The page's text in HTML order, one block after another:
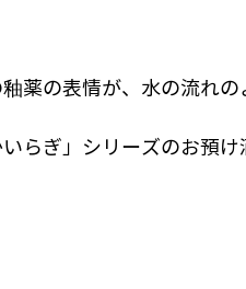
薬の表情が、水の流れ
らぎ」シリーズのお預け